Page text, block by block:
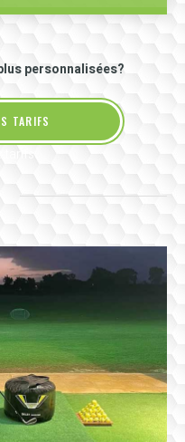
personnalisées?
TARIFS